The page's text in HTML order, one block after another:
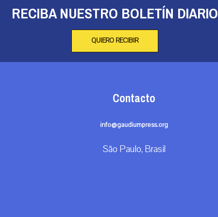
RECIBA NUESTRO BOLETÍN DIARIO
QUIERO RECIBIR
Contacto
info@gaudiumpress.org
São Paulo, Brasil